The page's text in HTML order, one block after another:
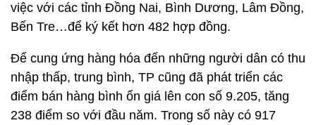
việc với các tỉnh Đồng Nai, Bình Dương, Lâm Đồng,
Bến Tre…để ký kết hơn 482 hợp đồng.
Để cung ứng hàng hóa đến những người dân có thu
nhập thấp, trung bình, TP cũng đã phát triển các
điểm bán hàng bình ổn giá lên con số 9.205, tăng
238 điểm so với đầu năm. Trong số này có 917